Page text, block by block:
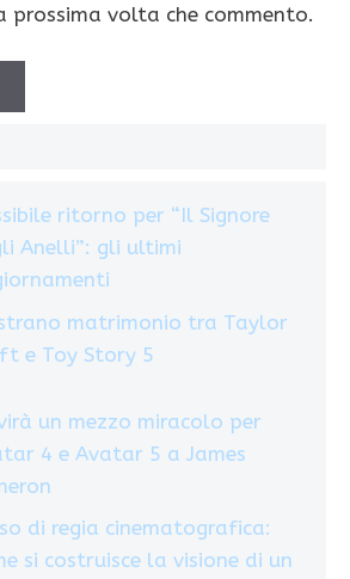
prossima volta che commento.
ritorno per “Il Signore
Anelli”: gli ultimi
matrimonio tra Taylor
e Toy Story 5
un mezzo miracolo per
4 e Avatar 5 a James
di regia cinematografica:
si costruisce la visione di un